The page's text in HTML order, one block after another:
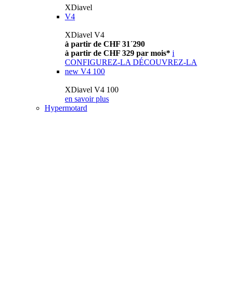
XDiavel
V4
XDiavel V4
à partir de CHF 31´290
à partir de CHF 329 par mois* i
CONFIGUREZ-LA DÉCOUVREZ-LA
new V4 100
XDiavel V4 100
en savoir plus
Hypermotard